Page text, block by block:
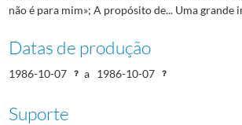
não é para mim»; A propósito de... Uma grande
Datas de produção
1986-10-07 a 1986-10-07
Suporte